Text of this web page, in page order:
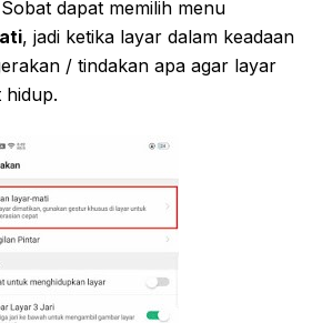
dapat memilih menu
, jadi ketika layar dalam keadaan
/ tindakan apa agar layar
hidup.